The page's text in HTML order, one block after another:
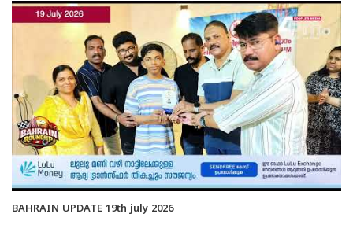
BAHRAIN UPDATE 19th july 2026